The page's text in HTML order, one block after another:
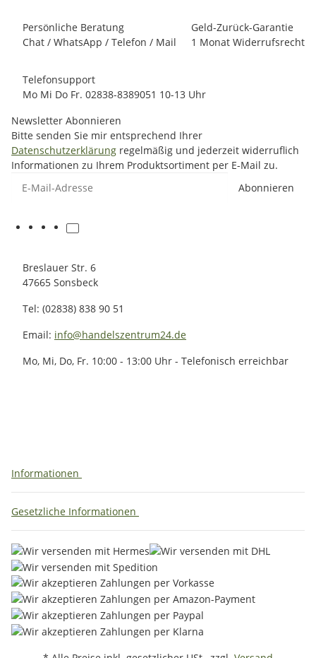
Persönliche Beratung
Chat / WhatsApp / Telefon / Mail
Geld-Zurück-Garantie
1 Monat Widerrufsrecht
Telefonsupport
Mo Mi Do Fr. 02838-8389051 10-13 Uhr
Newsletter Abonnieren
Bitte senden Sie mir entsprechend Ihrer
Datenschutzerklärung regelmäßig und jederzeit widerruflich
Informationen zu Ihrem Produktsortiment per E-Mail zu.
Abonnieren
Breslauer Str. 6
47665 Sonsbeck
Tel: (02838) 838 90 51
Email: info@handelszentrum24.de
Mo, Mi, Do, Fr. 10:00 - 13:00 Uhr - Telefonisch erreichbar
Informationen
Gesetzliche Informationen